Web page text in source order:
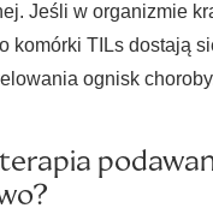
Jeśli w organizmie
komórki TILs dostają
ognisk